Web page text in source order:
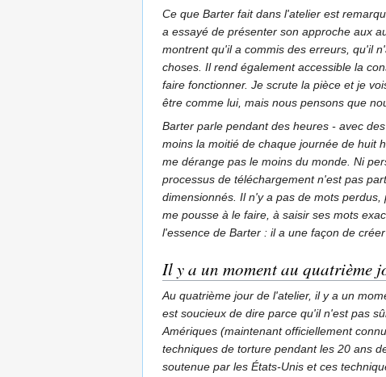
Ce que Barter fait dans l'atelier est
a essayé de présenter son approche aux
montrent qu'il a commis des erreurs, qu'il
choses. Il rend également accessible la
faire fonctionner. Je scrute la pièce et je
être comme lui, mais nous pensons que
Barter parle pendant des heures - avec
moins la moitié de chaque journée de huit
me dérange pas le moins du monde. Ni
processus de téléchargement n'est pas
dimensionnés. Il n'y a pas de mots
me pousse à le faire, à saisir ses mots
l'essence de Barter : il a une façon de
Il y a un moment au quatrième
Au quatrième jour de l'atelier, il y a un
est soucieux de dire parce qu'il n'est pas
Amériques (maintenant officiellement
techniques de torture pendant les 20 ans
soutenue par les États-Unis et ces